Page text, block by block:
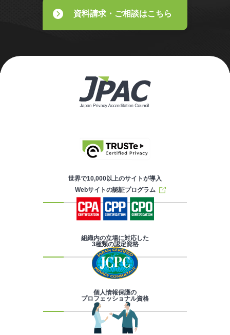
資料請求・ご相談はこちら
世界で10,000以上のサイトが導入
Webサイトの認証プログラム
組織内の立場に対応した
3種類の認定資格
個人情報保護の
プロフェッショナル資格